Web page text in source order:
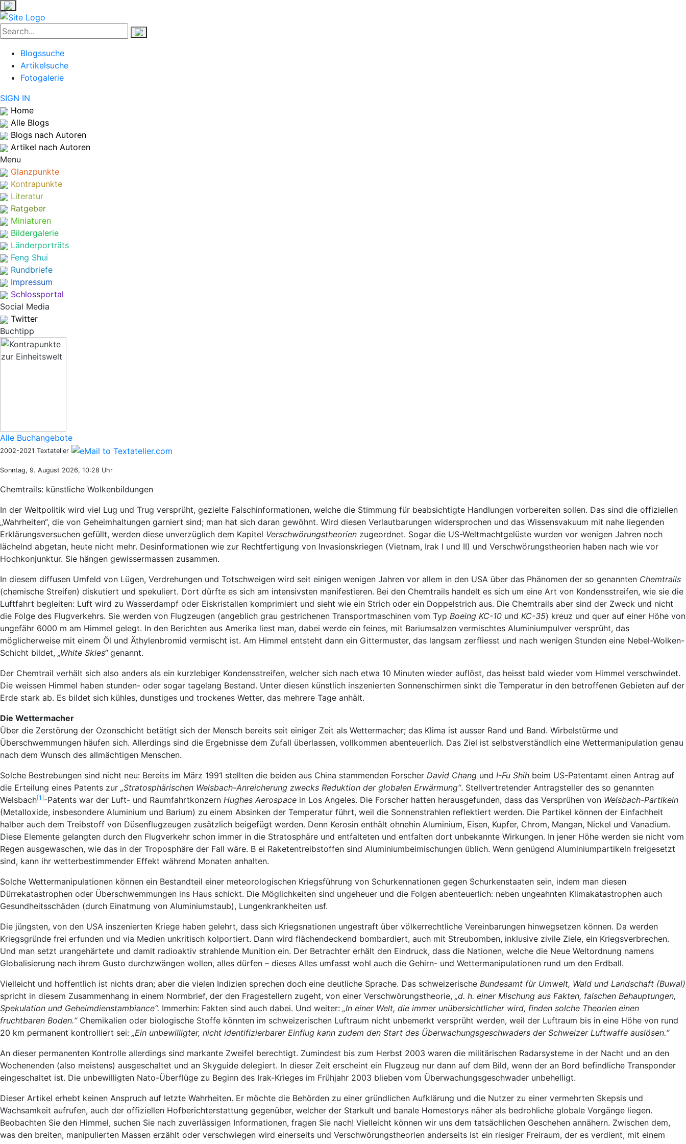
Blogssuche
Artikelsuche
Fotogalerie
SIGN IN
Home
Alle Blogs
Blogs nach Autoren
Artikel nach Autoren
Menu
Glanzpunkte
Kontrapunkte
Literatur
Ratgeber
Miniaturen
Bildergalerie
Länderporträts
Feng Shui
Rundbriefe
Impressum
Schlossportal
Social Media
Twitter
Buchtipp
Alle Buchangebote
2002-2021 Textatelier
Sonntag, 9. August 2026, 10:28 Uhr
Chemtrails: künstliche Wolkenbildungen
In der Weltpolitik wird viel Lug und Trug versprüht, gezielte Falschinformationen, welche die Stimmung für beabsichtigte Handlungen vorbereiten sollen. Das sind die offiziellen
„Wahrheiten“, die von Geheimhaltungen garniert sind; man hat sich daran gewöhnt. Wird diesen Verlautbarungen widersprochen und das Wissensvakuum mit nahe liegenden
Erklärungsversuchen gefüllt, werden diese unverzüglich dem Kapitel Verschwörungstheorien zugeordnet. Sogar die US-Weltmachtgelüste wurden vor wenigen Jahren noch
lächelnd abgetan, heute nicht mehr. Desinformationen wie zur Rechtfertigung von Invasionskriegen (Vietnam, Irak I und II) und Verschwörungstheorien haben nach wie vor
Hochkonjunktur. Sie hängen gewissermassen zusammen.
In diesem diffusen Umfeld von Lügen, Verdrehungen und Totschweigen wird seit einigen wenigen Jahren vor allem in den USA über das Phänomen der so genannten Chemtrails
(chemische Streifen) diskutiert und spekuliert. Dort dürfte es sich am intensivsten manifestieren. Bei den Chemtrails handelt es sich um eine Art von Kondensstreifen, wie sie die
Luftfahrt begleiten: Luft wird zu Wasserdampf oder Eiskristallen komprimiert und sieht wie ein Strich oder ein Doppelstrich aus. Die Chemtrails aber sind der Zweck und nicht
die Folge des Flugverkehrs. Sie werden von Flugzeugen (angeblich grau gestrichenen Transportmaschinen vom Typ Boeing KC-10 und KC-35) kreuz und quer auf einer Höhe von
ungefähr 6000 m am Himmel gelegt. In den Berichten aus Amerika liest man, dabei werde ein feines, mit Bariumsalzen vermischtes Aluminiumpulver versprüht, das
möglicherweise mit einem Öl und Äthylenbromid vermischt ist. Am Himmel entsteht dann ein Gittermuster, das langsam zerfliesst und nach wenigen Stunden eine Nebel-Wolken-
Schicht bildet, „White Skies“genannt.
Der Chemtrail verhält sich also anders als ein kurzlebiger Kondensstreifen, welcher sich nach etwa 10 Minuten wieder auflöst, das heisst bald wieder vom Himmel verschwindet.
Die weissen Himmel haben stunden- oder sogar tagelang Bestand. Unter diesen künstlich inszenierten Sonnenschirmen sinkt die Temperatur in den betroffenen Gebieten auf der
Erde stark ab. Es bildet sich kühles, dunstiges und trockenes Wetter, das mehrere Tage anhält.
Die Wettermacher
Über die Zerstörung der Ozonschicht betätigt sich der Mensch bereits seit einiger Zeit als Wettermacher; das Klima ist ausser Rand und Band. Wirbelstürme und
Überschwemmungen häufen sich. Allerdings sind die Ergebnisse dem Zufall überlassen, vollkommen abenteuerlich. Das Ziel ist selbstverständlich eine Wettermanipulation genau
nach dem Wunsch des allmächtigen Menschen.
Solche Bestrebungen sind nicht neu: Bereits im März 1991 stellten die beiden aus China stammenden Forscher David Chang und I-Fu Shih beim US-Patentamt einen Antrag auf
die Erteilung eines Patents zur „Stratosphärischen Welsbach-Anreicherung zwecks Reduktion der globalen Erwärmung“. Stellvertretender Antragsteller des so genannten
Welsbach[1]-Patents war der Luft- und Raumfahrtkonzern Hughes Aerospace in Los Angeles. Die Forscher hatten herausgefunden, dass das Versprühen von Welsbach-Partikeln
(Metalloxide, insbesondere Aluminium und Barium) zu einem Absinken der Temperatur führt, weil die Sonnenstrahlen reflektiert werden. Die Partikel können der Einfachheit
halber auch dem Treibstoff von Düsenflugzeugen zusätzlich beigefügt werden. Denn Kerosin enthält ohnehin Aluminium, Eisen, Kupfer, Chrom, Mangan, Nickel und Vanadium.
Diese Elemente gelangten durch den Flugverkehr schon immer in die Stratosphäre und entfalteten und entfalten dort unbekannte Wirkungen. In jener Höhe werden sie nicht vom
Regen ausgewaschen, wie das in der Troposphäre der Fall wäre. B ei Raketentreibstoffen sind Aluminiumbeimischungen üblich. Wenn genügend Aluminiumpartikeln freigesetzt
sind, kann ihr wetterbestimmender Effekt während Monaten anhalten.
Solche Wettermanipulationen können ein Bestandteil einer meteorologischen Kriegsführung von Schurkennationen gegen Schurkenstaaten sein, indem man diesen
Dürrekatastrophen oder Überschwemmungen ins Haus schickt. Die Möglichkeiten sind ungeheuer und die Folgen abenteuerlich: neben ungeahnten Klimakatastrophen auch
Gesundheitsschäden (durch Einatmung von Aluminiumstaub), Lungenkrankheiten usf.
Die jüngsten, von den USA inszenierten Kriege haben gelehrt, dass sich Kriegsnationen ungestraft über völkerrechtliche Vereinbarungen hinwegsetzen können. Da werden
Kriegsgründe frei erfunden und via Medien unkritisch kolportiert. Dann wird flächendeckend bombardiert, auch mit Streubomben, inklusive zivile Ziele, ein Kriegsverbrechen.
Und man setzt urangehärtete und damit radioaktiv strahlende Munition ein. Der Betrachter erhält den Eindruck, dass die Nationen, welche die Neue Weltordnung namens
Globalisierung nach ihrem Gusto durchzwängen wollen, alles dürfen – dieses Alles umfasst wohl auch die Gehirn- und Wettermanipulationen rund um den Erdball.
Vielleicht und hoffentlich ist nichts dran; aber die vielen Indizien sprechen doch eine deutliche Sprache. Das schweizerische Bundesamt für Umwelt, Wald und Landschaft (Buwal)
spricht in diesem Zusammenhang in einem Normbrief, der den Fragestellern zugeht, von einer Verschwörungstheorie, „d. h. einer Mischung aus Fakten, falschen Behauptungen,
Spekulation und Geheimdienstambiance“. Immerhin: Fakten sind auch dabei. Und weiter: „In einer Welt, die immer unübersichtlicher wird, finden solche Theorien einen
fruchtbaren Boden.“ Chemikalien oder biologische Stoffe könnten im schweizerischen Luftraum nicht unbemerkt versprüht werden, weil der Luftraum bis in eine Höhe von rund
20 km permanent kontrolliert sei: „Ein unbewilligter, nicht identifizierbarer Einflug kann zudem den Start des Überwachungsgeschwaders der Schweizer Luftwaffe auslösen.“
An dieser permanenten Kontrolle allerdings sind markante Zweifel berechtigt. Zumindest bis zum Herbst 2003 waren die militärischen Radarsysteme in der Nacht und an den
Wochenenden (also meistens) ausgeschaltet und an Skyguide delegiert. In dieser Zeit erscheint ein Flugzeug nur dann auf dem Bild, wenn der an Bord befindliche Transponder
eingeschaltet ist. Die unbewilligten Nato-Überflüge zu Beginn des Irak-Krieges im Frühjahr 2003 blieben vom Überwachungsgeschwader unbehelligt.
Dieser Artikel erhebt keinen Anspruch auf letzte Wahrheiten. Er möchte die Behörden zu einer gründlichen Aufklärung und die Nutzer zu einer vermehrten Skepsis und
Wachsamkeit aufrufen, auch der offiziellen Hofberichterstattung gegenüber, welcher der Starkult und banale Homestorys näher als bedrohliche globale Vorgänge liegen.
Beobachten Sie den Himmel, suchen Sie nach zuverlässigen Informationen, fragen Sie nach! Vielleicht können wir uns dem tatsächlichen Geschehen annähern. Zwischen dem,
was den breiten, manipulierten Massen erzählt oder verschwiegen wird einerseits und Verschwörungstheorien anderseits ist ein riesiger Freiraum, der es verdient, mit einem